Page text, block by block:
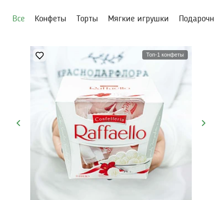
Все Конфеты Торты Мягкие игрушки
Топ-1 конфеты